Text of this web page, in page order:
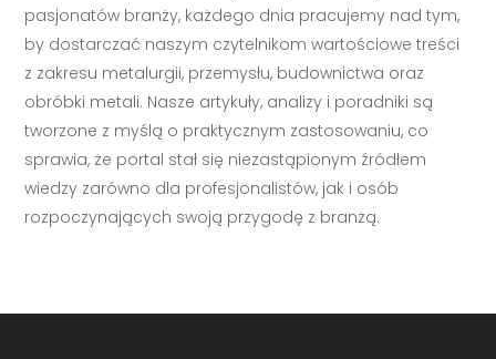
pasjonatów branży, każdego dnia pracujemy nad tym,
by dostarczać naszym czytelnikom wartościowe treści
z zakresu metalurgii, przemysłu, budownictwa oraz
obróbki metali. Nasze artykuły, analizy i poradniki są
tworzone z myślą o praktycznym zastosowaniu, co
sprawia, że portal stał się niezastąpionym źródłem
wiedzy zarówno dla profesjonalistów, jak i osób
rozpoczynających swoją przygodę z branżą.